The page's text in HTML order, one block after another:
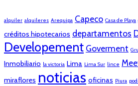
alquiler alquileres Arequipa Capeco Casa de Playa
créditos hipotecarios departamentos
Developement Goverment
Inmobiliario la victoria Lima Lima Sur lince
miraflores noticias oficinas Piura